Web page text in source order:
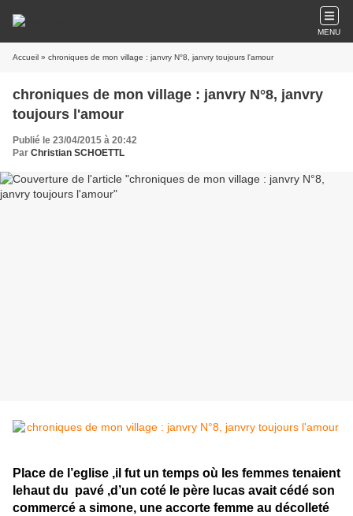
MENU
Accueil » chroniques de mon village : janvry N°8, janvry toujours l'amour
chroniques de mon village : janvry N°8, janvry
toujours l'amour
Publié le 23/04/2015 à 20:42
Par Christian SCHOETTL
Place de l’eglise ,il fut un temps où les femmes tenaient
lehaut du pavé ,d’un coté le père lucas avait cédé son
commercé a simone, une accorte femme au décolleté